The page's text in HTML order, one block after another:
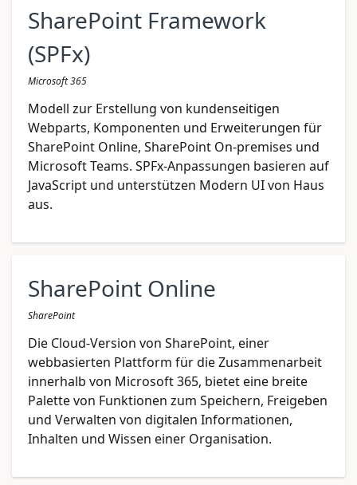
SharePoint Framework
(SPFx)
Microsoft 365
Modell zur Erstellung von kundenseitigen
Webparts, Komponenten und Erweiterungen für
SharePoint Online, SharePoint On-premises und
Microsoft Teams. SPFx-Anpassungen basieren auf
JavaScript und unterstützen Modern UI von Haus
aus.
SharePoint Online
SharePoint
Die Cloud-Version von SharePoint, einer
webbasierten Plattform für die Zusammenarbeit
innerhalb von Microsoft 365, bietet eine breite
Palette von Funktionen zum Speichern, Freigeben
und Verwalten von digitalen Informationen,
Inhalten und Wissen einer Organisation.